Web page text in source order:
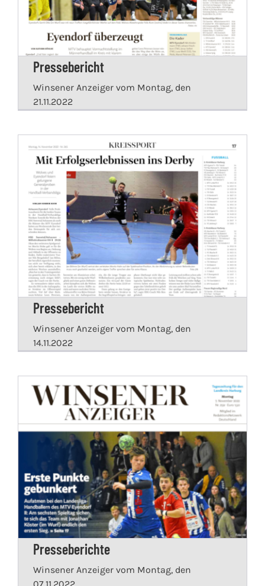
Pressebericht
Winsener Anzeiger vom Montag, den
21.11.2022
Pressebericht
Winsener Anzeiger vom Montag, den
14.11.2022
Presseberichte
Winsener Anzeiger vom Montag, den